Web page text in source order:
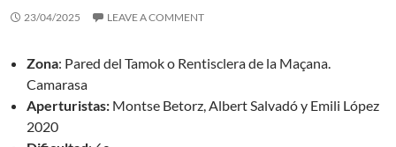
23/04/2025 LEAVE A COMMENT
Zona: Pared del Tamok o Rentisclera de la Maçana.
Camarasa
Aperturistas: Montse Betorz, Albert Salvadó y Emili López
2020